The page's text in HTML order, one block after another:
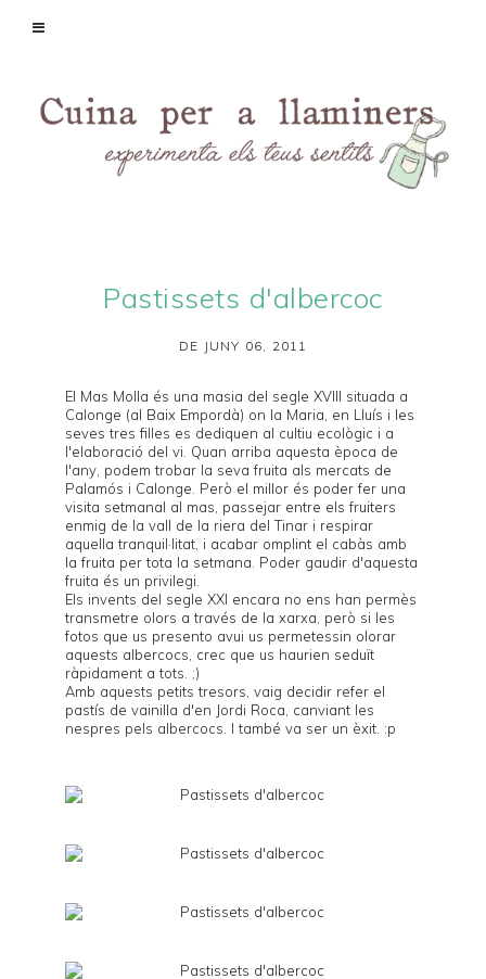
Pastissets d'albercoc
DE JUNY 06, 2011
El Mas Molla és una masia del segle XVIII situada a
Calonge (al Baix Empordà) on la Maria, en Lluís i les
seves tres filles es dediquen al cultiu ecològic i a
l'elaboració del vi. Quan arriba aquesta època de
l'any, podem trobar la seva fruita als mercats de
Palamós i Calonge. Però el millor és poder fer una
visita setmanal al mas, passejar entre els fruiters
enmig de la vall de la riera del Tinar i respirar
aquella tranquil·litat, i acabar omplint el cabàs amb
la fruita per tota la setmana. Poder gaudir d'aquesta
fruita és un privilegi.
Els invents del segle XXI encara no ens han permès
transmetre olors a través de la xarxa, però si les
fotos que us presento avui us permetessin olorar
aquests albercocs, crec que us haurien seduït
ràpidament a tots. ;)
Amb aquests petits tresors, vaig decidir refer el
pastís de vainilla d'en Jordi Roca , canviant les
nespres pels albercocs. I també va ser un èxit. :p